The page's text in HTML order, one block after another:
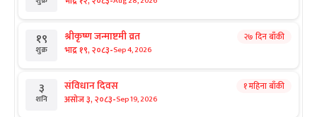
१९
शुक्र
श्रीकृष्ण जन्माष्टमी व्रत
भाद्र १९, २०८३-Sep 4, 2026
२७ दिन बाँकी
३
शनि
संविधान दिवस
असोज ३, २०८३-Sep 19, 2026
१ महिना बाँकी